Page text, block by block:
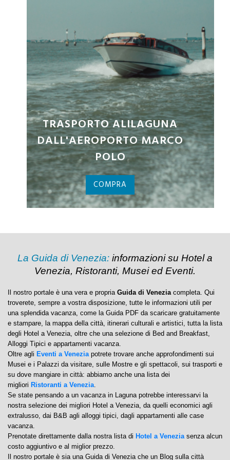
BIGLIETTI PALAZZO DUCALE
La Guida di Venezia: informazioni su Hotel a
Venezia, Ristoranti, Musei ed Eventi.
Il nostro portale è una vera e propriaGuida di Veneziacompleta. Qui
troverete, sempre a vostra disposizione, tutte le informazioni utili per
una splendida vacanza, come la Guida PDF da scaricare gratuitamente
e stampare, la mappa della città, itinerari culturali e artistici, tutta la lista
degli Hotel a Venezia, oltre che una selezione di Bed and Breakfast,
Alloggi Tipici e appartamenti vacanza.
Oltre agliEventi a Veneziapotrete trovare anche approfondimenti sui
Musei e i Palazzi da visitare, sulle Mostre e gli spettacoli, sui trasporti e
su dove mangiare in città: abbiamo anche una lista dei
miglioriRistoranti a Venezia.
Se state pensando a un vacanza in Laguna potrebbe interessarvi la
nostra selezione dei migliori Hotel a Venezia, da quelli economici agli
extralusso, dai B&B agli alloggi tipici, dagli appartamenti alle case
vacanza.